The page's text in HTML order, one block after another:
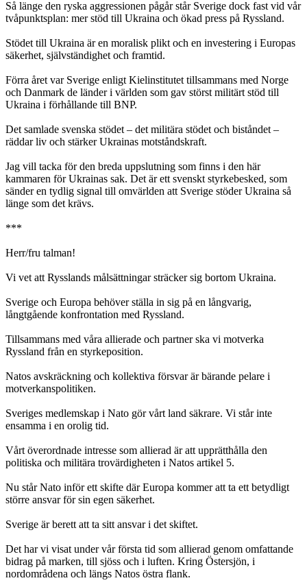
Så länge den ryska aggressionen pågår står Sverige dock fast vid vår
tvåpunktsplan: mer stöd till Ukraina och ökad press på Ryssland.
Stödet till Ukraina är en moralisk plikt och en investering i Europas
säkerhet, självständighet och framtid.
Förra året var Sverige enligt Kielinstitutet tillsammans med Norge
och Danmark de länder i världen som gav störst militärt stöd till
Ukraina i förhållande till BNP.
Det samlade svenska stödet – det militära stödet och biståndet –
räddar liv och stärker Ukrainas motståndskraft.
Jag vill tacka för den breda uppslutning som finns i den här
kammaren för Ukrainas sak. Det är ett svenskt styrkebesked, som
sänder en tydlig signal till omvärlden att Sverige stöder Ukraina så
länge som det krävs.
***
Herr/fru talman!
Vi vet att Rysslands målsättningar sträcker sig bortom Ukraina.
Sverige och Europa behöver ställa in sig på en långvarig,
långtgående konfrontation med Ryssland.
Tillsammans med våra allierade och partner ska vi motverka
Ryssland från en styrkeposition.
Natos avskräckning och kollektiva försvar är bärande pelare i
motverkanspolitiken.
Sveriges medlemskap i Nato gör vårt land säkrare. Vi står inte
ensamma i en orolig tid.
Vårt överordnade intresse som allierad är att upprätthålla den
politiska och militära trovärdigheten i Natos artikel 5.
Nu står Nato inför ett skifte där Europa kommer att ta ett betydligt
större ansvar för sin egen säkerhet.
Sverige är berett att ta sitt ansvar i det skiftet.
Det har vi visat under vår första tid som allierad genom omfattande
bidrag på marken, till sjöss och i luften. Kring Östersjön, i
nordområdena och längs Natos östra flank.